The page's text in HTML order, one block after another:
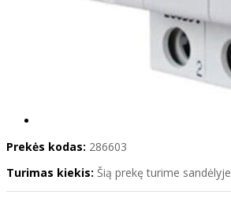
Prekės kodas: 286603
Turimas kiekis: Šią prekę turime sandėlyje